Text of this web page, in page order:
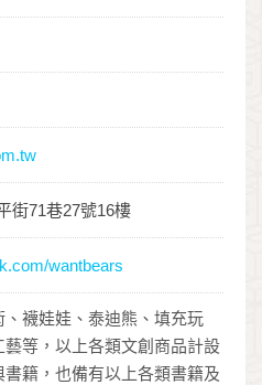
街71巷27號16樓
wantbears
襪娃娃、泰迪熊、填充玩
等，以上各類文創商品計設
籍，也備有以上各類書籍及